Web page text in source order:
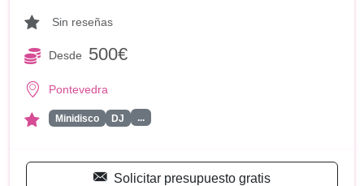
Sin reseñas
Desde 500€
Pontevedra
Minidisco DJ ...
Solicitar presupuesto gratis